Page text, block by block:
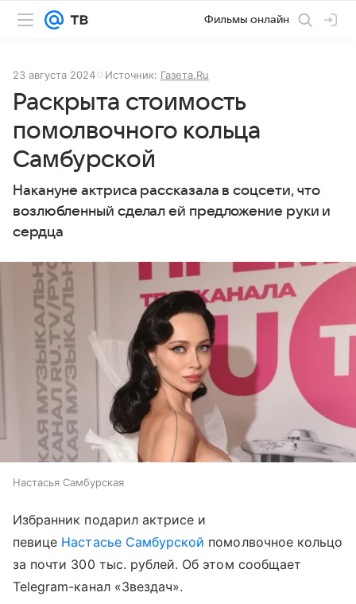
Фильмы онлайн
23 августа 2024 Источник: Газета.Ru
Раскрыта стоимость
помолвочного кольца
Самбурской
Накануне актриса рассказала в соцсети, что
возлюбленный сделал ей предложение руки и
сердца
Настасья Самбурская
Избранник подарил актрисе и
певице Настасье Самбурской помолвочное кольцо
за почти 300 тыс. рублей. Об этом сообщает
Telegram-канал «Звездач».